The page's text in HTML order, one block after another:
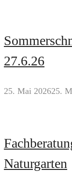
27.6.26
25. Mai 202625.
Naturgarten